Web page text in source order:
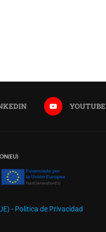
YOUTUBE
- Política de Privacidad